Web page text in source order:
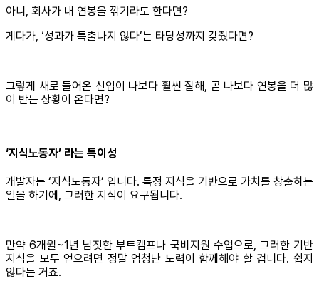
아니, 회사가 내 연봉을 깎기라도 한다면?
게다가, ‘성과가 특출나지 않다’는 타당성까지 갖췄다면?
그렇게 새로 들어온 신입이 나보다 훨씬 잘해, 곧 나보다 연봉을 더 많
이 받는 상황이 온다면?
‘지식노동자’ 라는 특이성
개발자는 ‘지식노동자’ 입니다. 특정 지식을 기반으로 가치를 창출하는
일을 하기에, 그러한 지식이 요구됩니다.
만약 6개월~1년 남짓한 부트캠프나 국비지원 수업으로, 그러한 기반
지식을 모두 얻으려면 정말 엄청난 노력이 함께해야 할 겁니다. 쉽지
않다는 거죠.